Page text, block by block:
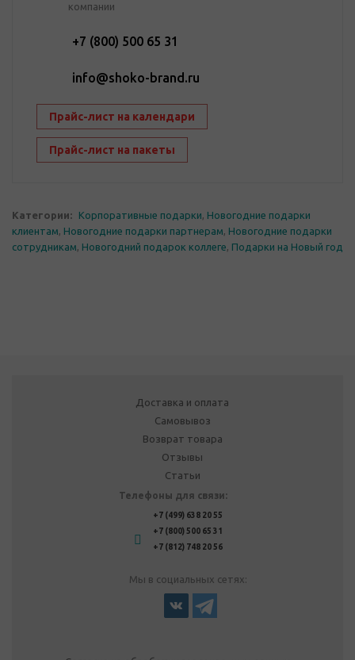
компании
+7 (800) 500 65 31
info@shoko-brand.ru
Прайс-лист на календари
Прайс-лист на пакеты
Категории: Корпоративные подарки, Новогодние подарки
клиентам, Новогодние подарки партнерам, Новогодние подарки
сотрудникам, Новогодний подарок коллеге, Подарки на Новый год
Доставка и оплата
Самовывоз
Возврат товара
Отзывы
Статьи
Телефоны для связи:
+7 (499) 638 20 55
+7 (800) 500 65 31
+7 (812) 748 20 56
Мы в социальных сетях: